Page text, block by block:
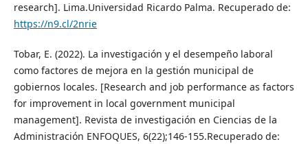
research]. Lima.Universidad Ricardo Palma. Recuperado de:
https://n9.cl/2nrie
Tobar, E. (2022). La investigación y el desempeño laboral
como factores de mejora en la gestión municipal de
gobiernos locales. [Research and job performance as factors
for improvement in local government municipal
management]. Revista de investigación en Ciencias de la
Administración ENFOQUES, 6(22);146-155.Recuperado de: